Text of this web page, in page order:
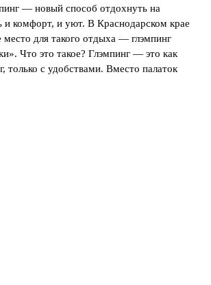
— новый способ отдохнуть на
и комфорт, и уют. В Краснодарском крае
место для такого отдыха — глэмпинг
Что это такое? Глэмпинг — это как
только с удобствами. Вместо палаток